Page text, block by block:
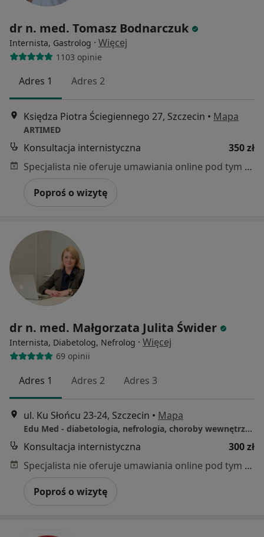
dr n. med. Tomasz Bodnarczuk
Internista, Gastrolog · Więcej
1103 opinie
Adres 1 Adres 2
Księdza Piotra Ściegiennego 27, Szczecin • Mapa
ARTIMED
Konsultacja internistyczna
350 zł
Specjalista nie oferuje umawiania online pod tym adresem.
Poproś o wizytę
dr n. med. Małgorzata Julita Świder
Internista, Diabetolog, Nefrolog · Więcej
69 opinii
Adres 1 Adres 2 Adres 3
ul. Ku Słońcu 23-24, Szczecin • Mapa
Edu Med - diabetologia, nefrologia, choroby wewnętrzne, dietetyka
Konsultacja internistyczna
300 zł
Specjalista nie oferuje umawiania online pod tym adresem.
Poproś o wizytę